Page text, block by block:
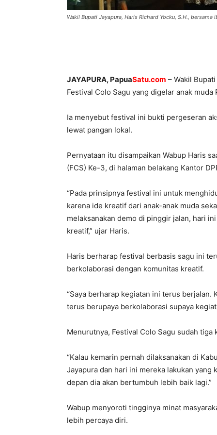
Wakil Bupati Jayapura, Haris Richard Yocku, S.H.,
JAYAPURA, PapuaSatu.com – Wakil
Festival Colo Sagu yang digelar anak muda
Ia menyebut festival ini bukti pergeseran
lewat pangan lokal.
Pernyataan itu disampaikan Wabup Haris
(FCS) Ke-3, di halaman belakang Kantor
“Pada prinsipnya festival ini untuk
karena ide kreatif dari anak-anak muda
melaksanakan demo di pinggir jalan, hari
kreatif,” ujar Haris.
Haris berharap festival berbasis sagu ini
berkolaborasi dengan komunitas kreatif.
“Saya berharap kegiatan ini terus berjalan.
terus berupaya berkolaborasi supaya
Menurutnya, Festival Colo Sagu sudah
“Kalau kemarin pernah dilaksanakan di
Jayapura dan hari ini mereka lakukan yang
depan dia akan bertumbuh lebih baik lagi.”
Wabup menyoroti tingginya minat
lebih percaya diri.